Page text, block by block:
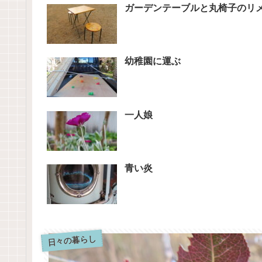
ガーデンテーブルと丸椅子のリ
幼稚園に運ぶ
一人娘
青い炎
日々の暮らし